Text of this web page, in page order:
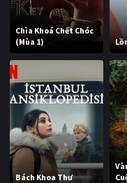
Chìa Khoá Chết Chóc
(Mùa 1)
Bách Khoa Thư